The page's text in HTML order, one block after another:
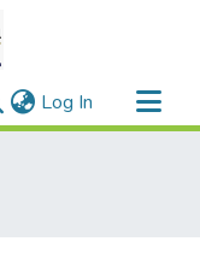
Log In (current)